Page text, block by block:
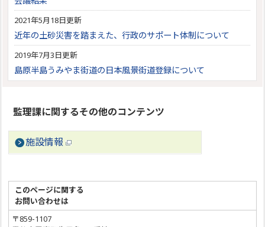
2021年5月18日更新
近年の土砂災害を踏まえた、行政のサポート体制について
2019年7月3日更新
島原半島うみやま街道の日本風景街道登録について
監理課に関するその他のコンテンツ
施設情報
このページに関する
お問い合わせは
〒859-1107